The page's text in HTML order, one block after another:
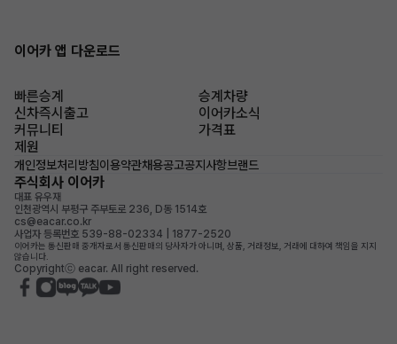
이어카 앱 다운로드
빠른승계
승계차량
신차즉시출고
이어카소식
커뮤니티
가격표
제원
개인정보처리방침이용약관채용공고공지사항브랜드
주식회사 이어카
대표 유우재
인천광역시 부평구 주부토로 236, D동 1514호
cs@eacar.co.kr
사업자 등록번호 539-88-02334 | 1877-2520
이어카는 통신판매 중개자로서 통신판매의 당사자가 아니며, 상품, 거래정보, 거래에 대하여 책임을 지지
않습니다.
Copyrightⓒ eacar. All right reserved.